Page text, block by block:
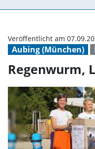
Aubing (München)
Veröffentlicht am
Regenwurm,